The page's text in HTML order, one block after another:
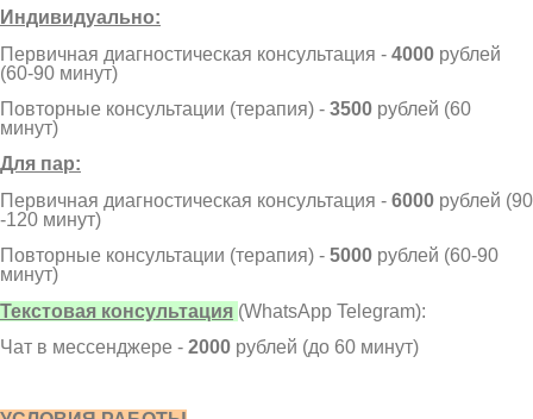
Индивидуально:
Первичная диагностическая консультация - 4000 рублей
(60-90 минут)
Повторные консультации (терапия) - 3500 рублей (60
минут)
Для пар:
Первичная диагностическая консультация - 6000 рублей (90
-120 минут)
Повторные консультации (терапия) - 5000 рублей (60-90
минут)
Текстовая консультация (WhatsApp Telegram):
Чат в мессенджере - 2000 рублей (до 60 минут)